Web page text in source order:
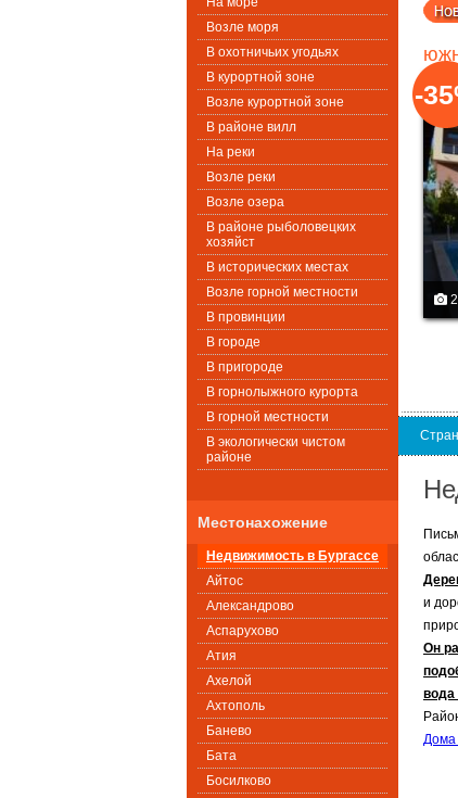
Возле моря
В охотничьих угодьях
В курортной зоне
Возле курортной зоне
В районе вилл
На реки
Возле реки
Возле озера
В районе рыболовецких
хозяйст
В исторических местах
Возле горной местности
В провинции
В городе
В пригороде
В горнолыжного курорта
В горной местности
В экологически чистом
районе
Местонахожение
Недвижимость в Бургассе
Айтос
Александрово
Аспарухово
Атия
Ахелой
Ахтополь
Банево
Бата
Босилково
-
и
Он
вода
Дома